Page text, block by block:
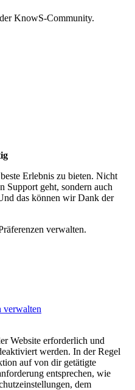
KnowS-Community.
Erlebnis zu bieten. Nicht
Support geht, sondern auch
das können wir Dank der
verwalten.
verwalten
Website erforderlich und
werden. In der Regel
auf von dir getätigte
entsprechen, wie
dem